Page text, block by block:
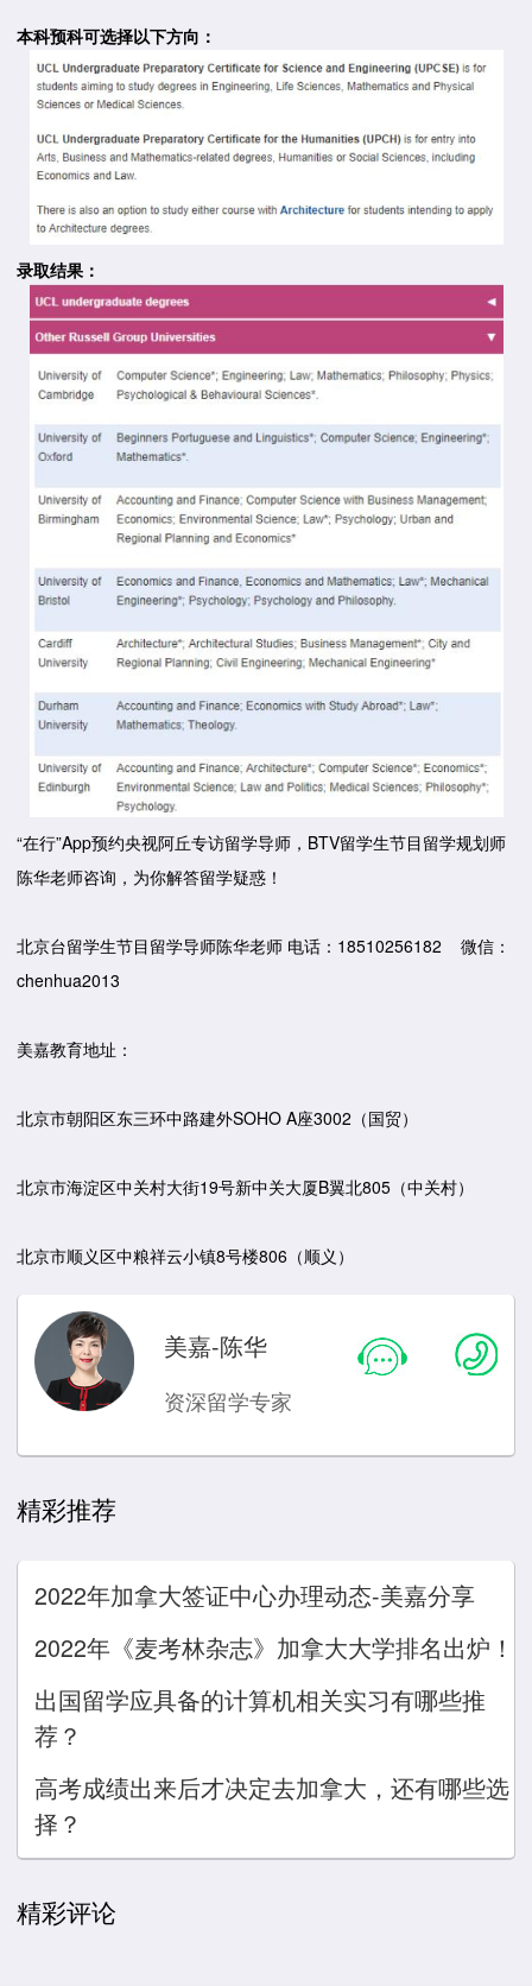
本科预科可选择以下方向：
录取结果：
“在行”App预约央视阿丘专访留学导师，BTV留学生节目留学规划师
陈华老师咨询，为你解答留学疑惑！
北京台留学生节目留学导师陈华老师 电话：18510256182 微信：
chenhua2013
美嘉教育地址：
北京市朝阳区东三环中路建外SOHO A座3002（国贸）
北京市海淀区中关村大街19号新中关大厦B翼北805（中关村）
北京市顺义区中粮祥云小镇8号楼806（顺义）
美嘉-陈华
资深留学专家
精彩推荐
2022年加拿大签证中心办理动态-美嘉分享
2022年《麦考林杂志》加拿大大学排名出炉！
出国留学应具备的计算机相关实习有哪些推
荐？
高考成绩出来后才决定去加拿大，还有哪些选
择？
精彩评论